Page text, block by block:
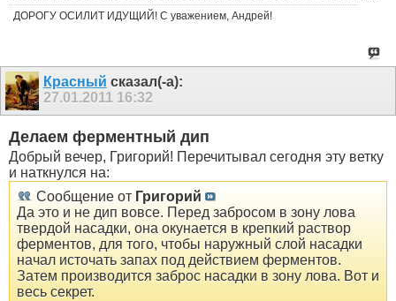
ДОРОГУ ОСИЛИТ ИДУЩИЙ! С уважением, Андрей!
Красный сказал(-а):
27.01.2011 16:32
Делаем ферментный дип
Добрый вечер, Григорий! Перечитывал сегодня эту ветку
и наткнулся на:
Сообщение от Григорий
Да это и не дип вовсе. Перед забросом в зону лова
твердой насадки, она окунается в крепкий раствор
ферментов, для того, чтобы наружный слой насадки
начал источать запах под действием ферментов.
Затем производится заброс насадки в зону лова. Вот и
весь секрет.